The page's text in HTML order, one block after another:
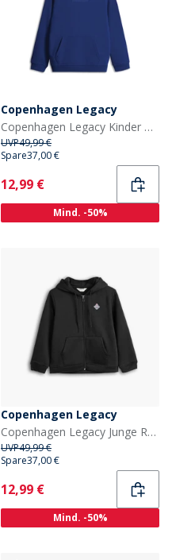
Copenhagen Legacy
Copenhagen Legacy Kinder Kapuzenpullover Blau
UVP49,99 €
Spare37,00 €
Current
12,99 €
Mind. -50%
Copenhagen Legacy
Copenhagen Legacy Junge Reißverschluss Hoodie Schwarz
UVP49,99 €
Spare37,00 €
Current
12,99 €
Mind. -50%